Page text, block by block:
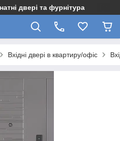
двері та фурнітура
Вхідні двері в квартиру/офіс